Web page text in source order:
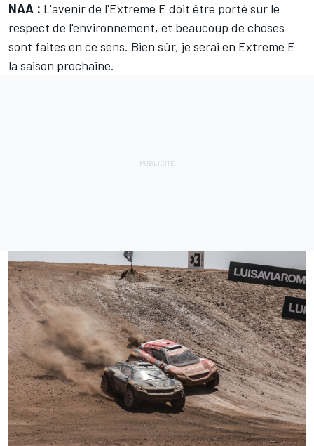
NAA : L'avenir de l'Extreme E doit être porté sur le
respect de l'environnement, et beaucoup de choses
sont faites en ce sens. Bien sûr, je serai en Extreme E
la saison prochaine.